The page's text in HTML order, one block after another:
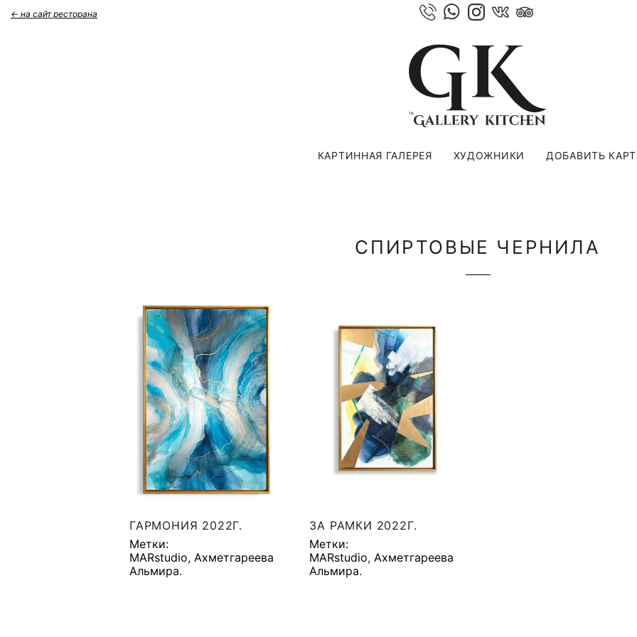
КАРТИННАЯ ГАЛЕРЕЯ ХУДОЖНИКИ ДОБАВИТЬ
СПИРТОВЫЕ ЧЕРНИЛА
ГАРМОНИЯ 2022Г.
Метки:
MARstudio, Ахметгареева
Альмира.
ЗА РАМКИ 2022Г.
Метки:
MARstudio, Ахметгареева
Альмира.
← на сайт ресторана